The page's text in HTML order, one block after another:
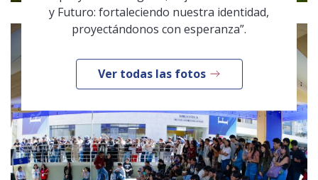
y Futuro: fortaleciendo nuestra identidad,
proyectándonos con esperanza”.
Ver todas las fotos